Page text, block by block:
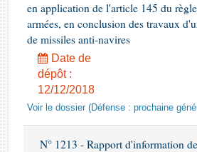
en application de l'article 145 du
armées, en conclusion des travaux
de missiles anti-navires
Date de
dépôt :
12/12/2018
Voir le dossier (Défense : prochaine
N° 1213 - Rapport d'information